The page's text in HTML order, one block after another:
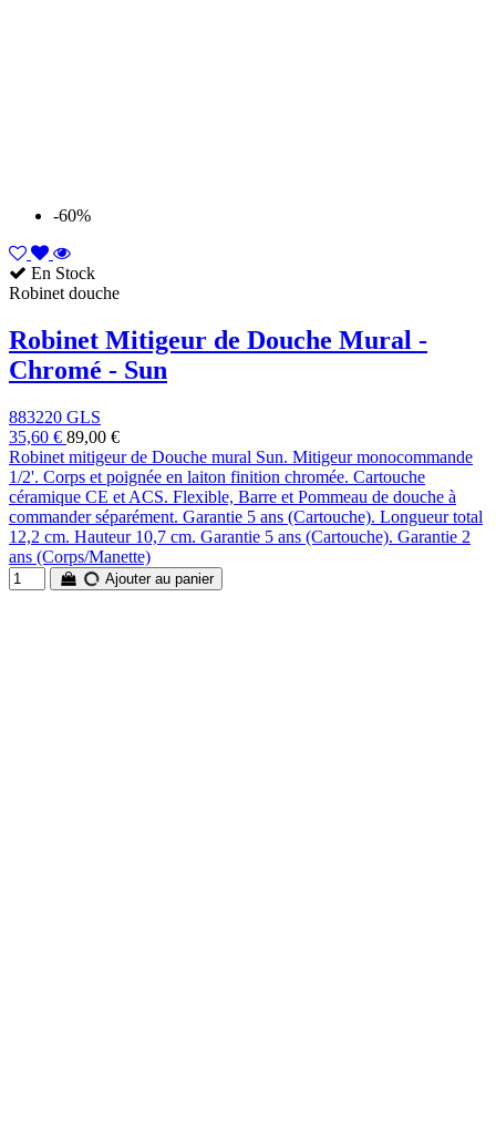
-60%
En Stock
Robinet douche
Robinet Mitigeur de Douche Mural -
Chromé - Sun
883220 GLS
35,60 € 89,00 €
Robinet mitigeur de Douche mural Sun. Mitigeur monocommande
1/2'. Corps et poignée en laiton finition chromée. Cartouche
céramique CE et ACS. Flexible, Barre et Pommeau de douche à
commander séparément. Garantie 5 ans (Cartouche). Longueur total
12,2 cm. Hauteur 10,7 cm. Garantie 5 ans (Cartouche). Garantie 2
ans (Corps/Manette)
Ajouter au panier